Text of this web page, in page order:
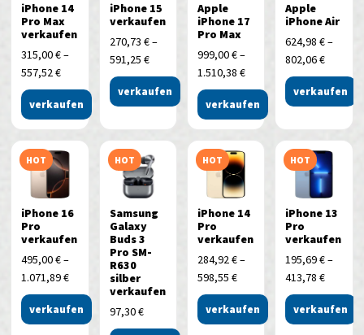
iPhone 14
Pro Max
verkaufen
315,00€–
557,52€
verkaufen
iPhone 15
verkaufen
270,73 €–
591,25 €
verkaufen
Apple
iPhone 17
Pro Max
999,00€–
1.510,38 €
verkaufen
Apple
iPhone Air
624,98€–
802,06€
verkaufen
HOT
iPhone 16
Pro
verkaufen
495,00€–
1.071,89€
verkaufen
HOT
Samsung
Galaxy
Buds 3
Pro SM-
R630
silber
verkaufen
97,30€
HOT
iPhone 14
Pro
verkaufen
284,92€–
598,55 €
verkaufen
HOT
iPhone 13
Pro
verkaufen
195,69€–
413,78€
verkaufen